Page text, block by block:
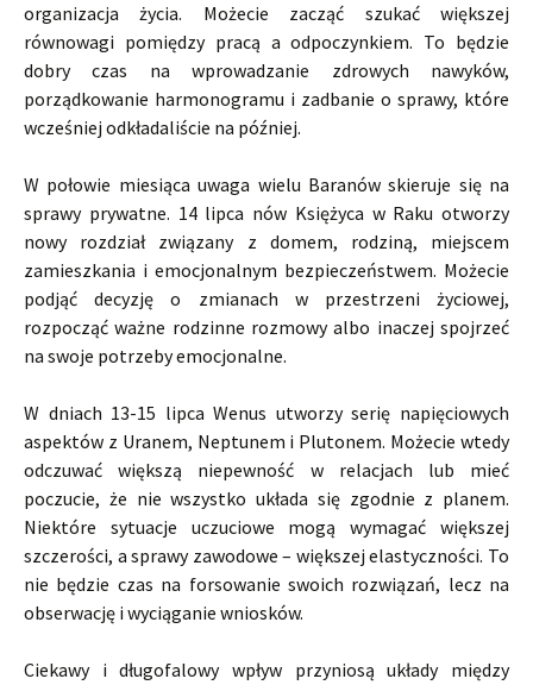
organizacja życia. Możecie zacząć szukać większej
równowagi pomiędzy pracą a odpoczynkiem. To będzie
dobry czas na wprowadzanie zdrowych nawyków,
porządkowanie harmonogramu i zadbanie o sprawy, które
wcześniej odkładaliście na później.
W połowie miesiąca uwaga wielu Baranów skieruje się na
sprawy prywatne. 14 lipca nów Księżyca w Raku otworzy
nowy rozdział związany z domem, rodziną, miejscem
zamieszkania i emocjonalnym bezpieczeństwem. Możecie
podjąć decyzję o zmianach w przestrzeni życiowej,
rozpocząć ważne rodzinne rozmowy albo inaczej spojrzeć
na swoje potrzeby emocjonalne.
W dniach 13-15 lipca Wenus utworzy serię napięciowych
aspektów z Uranem, Neptunem i Plutonem. Możecie wtedy
odczuwać większą niepewność w relacjach lub mieć
poczucie, że nie wszystko układa się zgodnie z planem.
Niektóre sytuacje uczuciowe mogą wymagać większej
szczerości, a sprawy zawodowe – większej elastyczności. To
nie będzie czas na forsowanie swoich rozwiązań, lecz na
obserwację i wyciąganie wniosków.
Ciekawy i długofalowy wpływ przyniosą układy między